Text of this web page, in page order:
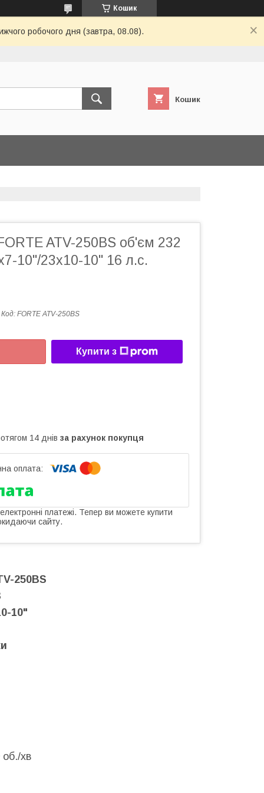
Кошик
робочого дня (завтра, 08.08).
Кошик
ATV-250BS об'єм 232
10"/23х10-10" 16 л.с.
Код: FORTE ATV-250BS
Купити з
14 днів за рахунок покупця
платежі. Тепер ви можете купити
сайту.
250BS
10"
хв